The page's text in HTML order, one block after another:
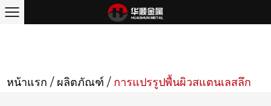
หน้าแรก / ผลิตภัณฑ์ / การแปรรูปพื้นผิวสแตนเลสลึก